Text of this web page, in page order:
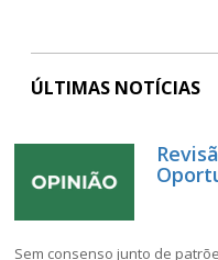
ÚLTIMAS NOTÍCIAS
Sem consenso junto de